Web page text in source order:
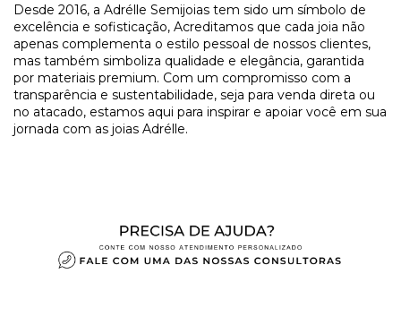
Desde 2016, a Adrélle Semijoias tem sido um símbolo de
excelência e sofisticação, Acreditamos que cada joia não
apenas complementa o estilo pessoal de nossos clientes,
mas também simboliza qualidade e elegância, garantida
por materiais premium. Com um compromisso com a
transparência e sustentabilidade, seja para venda direta ou
no atacado, estamos aqui para inspirar e apoiar você em sua
jornada com as joias Adrélle.